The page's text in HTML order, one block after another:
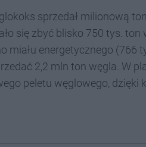
sprzedał milionową
się zbyć blisko 750 tys.
miału energetycznego (766
2,2 mln ton węgla. W
peletu węglowego, dzięki